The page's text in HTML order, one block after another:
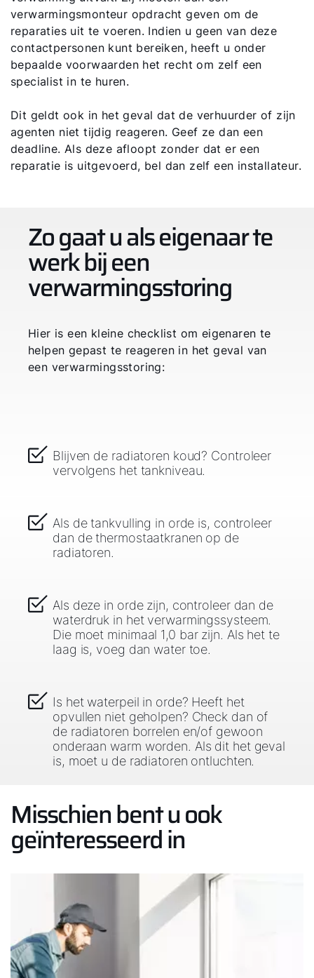
verwarmingsmonteur opdracht geven om de
reparaties uit te voeren. Indien u geen van deze
contactpersonen kunt bereiken, heeft u onder
bepaalde voorwaarden het recht om zelf een
specialist in te huren.
Dit geldt ook in het geval dat de verhuurder of zijn
agenten niet tijdig reageren. Geef ze dan een
deadline. Als deze afloopt zonder dat er een
reparatie is uitgevoerd, bel dan zelf een installateur.
Zo gaat u als eigenaar te
werk bij een
verwarmingsstoring
Hier is een kleine checklist om eigenaren te
helpen gepast te reageren in het geval van
een verwarmingsstoring:
Blijven de radiatoren koud? Controleer
vervolgens het tankniveau.
Als de tankvulling in orde is, controleer
dan de thermostaatkranen op de
radiatoren.
Als deze in orde zijn, controleer dan de
waterdruk in het verwarmingssysteem.
Die moet minimaal 1,0 bar zijn. Als het te
laag is, voeg dan water toe.
Is het waterpeil in orde? Heeft het
opvullen niet geholpen? Check dan of
de radiatoren borrelen en/of gewoon
onderaan warm worden. Als dit het geval
is, moet u de radiatoren ontluchten.
Misschien bent u ook
geïnteresseerd in